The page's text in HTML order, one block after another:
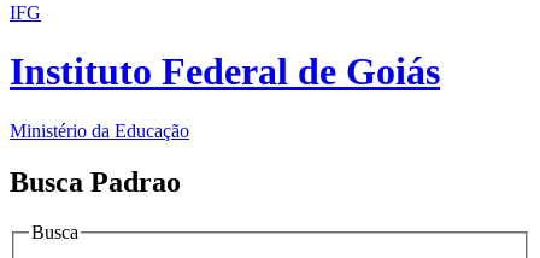
IFG
Instituto Federal de Goiás
Ministério da Educação
Busca Padrao
Busca